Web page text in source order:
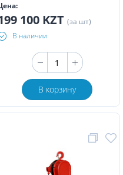
100 KZT (за шт)
В наличии
В корзину